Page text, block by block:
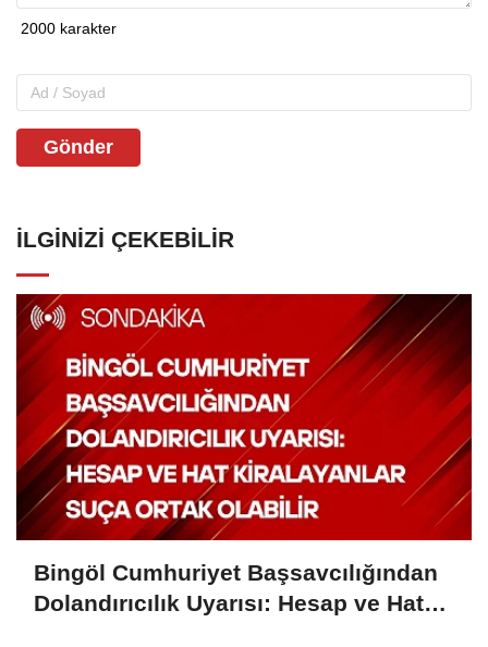
Gönder
İLGINIZI ÇEKEBILIR
Bingöl Cumhuriyet Başsavcılığından
Dolandırıcılık Uyarısı: Hesap ve Hat